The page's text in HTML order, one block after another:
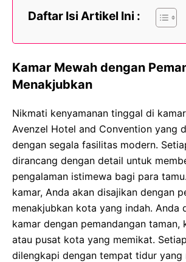
Daftar Isi Artikel Ini :
Kamar Mewah dengan
Menakjubkan
Nikmati kenyamanan tinggal di
Avenzel Hotel and Convention yang
dengan segala fasilitas modern.
dirancang dengan detail untuk
pengalaman istimewa bagi para
kamar, Anda akan disajikan dengan
menakjubkan kota yang indah. Anda
kamar dengan pemandangan taman,
atau pusat kota yang memikat.
dilengkapi dengan tempat tidur yang